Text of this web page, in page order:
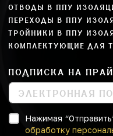
ОТВОДЫ В ППУ
ПЕРЕХОДЫ В ППУ
ТРОЙНИКИ В ППУ
КОМПЛЕКТУЮЩИЕ ДЛЯ
ПОДПИСКА НА
Нажимая
обработку